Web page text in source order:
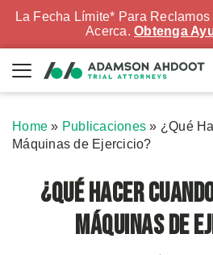
La Fecha Límite* Para
Acerca. Obtenga
Home » Publicaciones » ¿Qué
Máquinas de Ejercicio?
¿Qué Hacer
Máquinas de